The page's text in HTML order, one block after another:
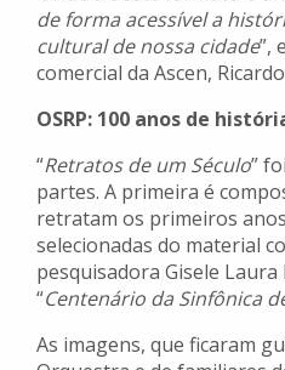
de forma acessível a
cultural de nossa cidade”,
comercial da Ascen,
OSRP: 100 anos de
“Retratos de um Século”
partes. A primeira é
retratam os primeiros
selecionadas do material
pesquisadora Gisele
“Centenário da Sinfônica
As imagens, que ficaram